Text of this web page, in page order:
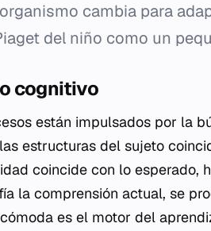
cambia para
del niño como un
cognitivo
están impulsados por la
estructuras del sujeto
coincide con lo esperado,
la comprensión actual, se
es el motor del